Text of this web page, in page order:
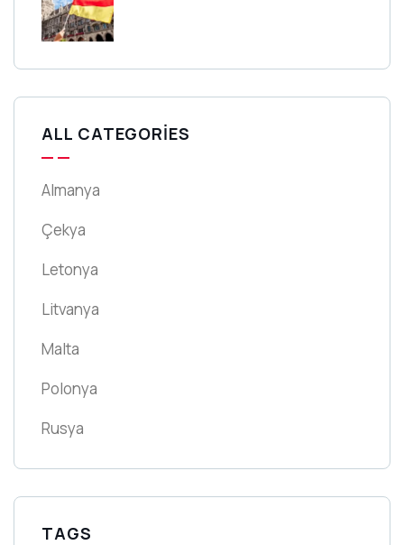
ALL CATEGORIES
Almanya
Çekya
Letonya
Litvanya
Malta
Polonya
Rusya
TAGS